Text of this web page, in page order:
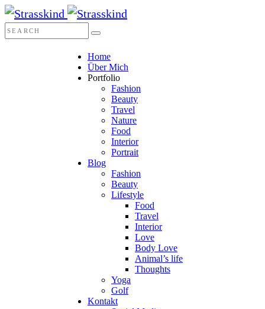
Home
Über Mich
Portfolio
Fashion
Beauty
Travel
Nature
Food
Interior
Portrait
Blog
Fashion
Beauty
Lifestyle
Food
Travel
Interior
Love
Body Love
Animal’s life
Thoughts
Yoga
Golf
Kontakt